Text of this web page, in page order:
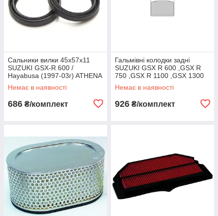
Сальники вилки 45x57x11
SUZUKI GSX-R 600 /
Hayabusa (1997-03г) ATHENA
AT P40FORK455088
Немає в наявності
686 ₴/комплект
Гальмівні колодки задні
SUZUKI GSX R 600 ,GSX R
750 ,GSX R 1100 ,GSX 1300
R Hayabusa FE FDB338P
Немає в наявності
926 ₴/комплект